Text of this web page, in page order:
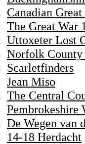
Canadian
The Great War
Uttoxeter Lost
Norfolk
Scarletfinders
Jean Miso
The Central
Pembrokeshire
De Wegen van
14-18 Herdacht